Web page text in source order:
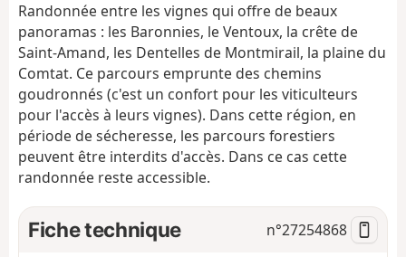
g
Randonnée entre les vignes qui offre de beaux
panoramas : les Baronnies, le Ventoux, la crête de
Saint-Amand, les Dentelles de Montmirail, la plaine du
Comtat. Ce parcours emprunte des chemins
goudronnés (c'est un confort pour les viticulteurs
pour l'accès à leurs vignes). Dans cette région, en
période de sécheresse, les parcours forestiers
peuvent être interdits d'accès. Dans ce cas cette
randonnée reste accessible.
Fiche technique n°27254868